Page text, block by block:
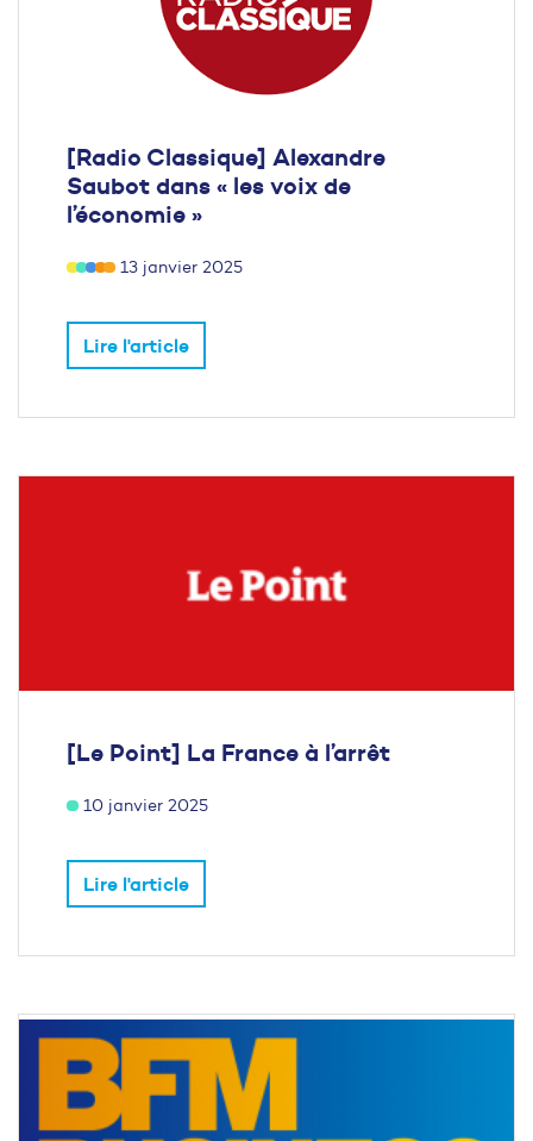
[Radio Classique] Alexandre
Saubot dans « les voix de
l’économie »
13 janvier 2025
Lire l'article
[Le Point] La France à l’arrêt
10 janvier 2025
Lire l'article